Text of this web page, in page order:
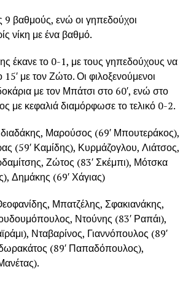
9 βαθμούς, ενώ οι γηπεδούχοι
νίκη με ένα βαθμό.
έκανε το 0-1, με τους γηπεδούχους να
με τον Ζώτο. Οι φιλοξενούμενοι
με τον Μπάτσι στο 60′, ενώ στο
με κεφαλιά διαμόρφωσε το τελικό 0-2.
Μαρούσος (69′ Μπουτεράκος),
(59′ Καμίδης), Κυρμάζογλου, Λιάτσος,
Ζώτος (83′ Σκέμπι), Μότσκα
Δημάκης (69′ Χάγιας)
Μπατζέλης, Σφακιανάκης,
Ντούνης (83′ Ραπάι),
Νταβαρίνος, Γιαννόπουλος (89′
(89′ Παπαδόπουλος),